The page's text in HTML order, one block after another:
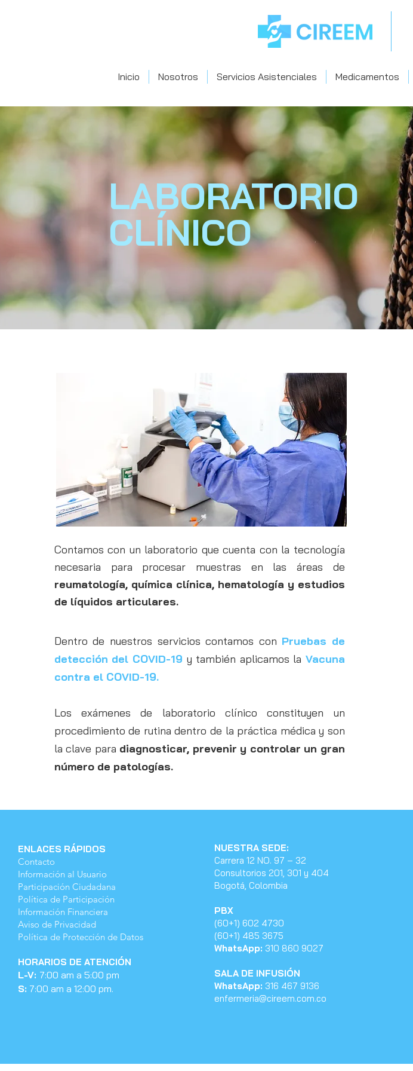
Inicio Nosotros Servicios Asistenciales Medicamentos
LABORATORIO
CLÍNICO
Contamos con un laboratorio que cuenta con la tecnología
necesaria para procesar muestras en las áreas de
reumatología, química clínica, hematología y estudios
de líquidos articulares.
Dentro de nuestros servicios contamos con Pruebas de
detección del COVID-19 y también aplicamos la Vacuna
contra el COVID-19.
Los exámenes de laboratorio clínico constituyen un
procedimiento de rutina dentro de la práctica médica y son
la clave para diagnosticar, prevenir y controlar un gran
número de patologías.
ENLACES RÁPIDOS
Contacto
Información al Usuario
Participación Ciudadana
Política de Participación
Información Financiera
Aviso de Privacidad
Política de Protección de Datos
HORARIOS DE ATENCIÓN
L-V: 7:00 am a 5:00 pm
S: 7:00 am a 12:00 pm.
NUESTRA SEDE:
Carrera 12 NO. 97 – 32
Consultorios 201, 301 y 404
Bogotá, Colombia
PBX
(60+1) 602 4730
(60+1) 485 3675
WhatsApp: 310 860 9027
SALA DE INFUSIÓN
WhatsApp: 316 467 9136
enfermeria@cireem.com.co